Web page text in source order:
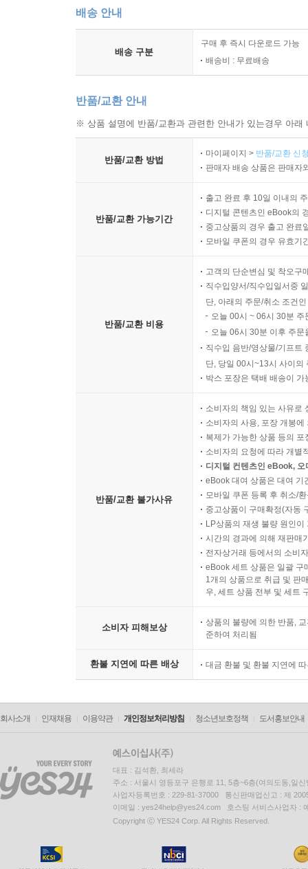
배송 안내
배송 구분
구매 후 즉시 다운로드 가능
배송비 : 무료배송
반품/교환 안내
※ 상품 설명에 반품/교환과 관련한 안내가 있는경우 아
반품/교환 방법
마이페이지 > 반품/교환 신
판매자 배송 상품은 판매자
반품/교환 가능기간
출고 완료 후 10일 이내의
디지털 콘텐츠인 eBook의
중고상품의 경우 출고 완료
모바일 쿠폰의 경우 유효기
반품/교환 비용
고객의 단순변심 및 착오구
직수입양서/직수입일서중
단, 아래의 주문/취소 조건
오늘 00시 ~ 06시 30분
오늘 06시 30분 이후 주
직수입 음반/영상물/기프트
단, 당일 00시~13시 사이의
박스 포장은 택배 배송이
반품/교환 불가사유
소비자의 책임 있는 사유로
소비자의 사용, 포장 개봉
복제가 가능한 상품 등의
소비자의 요청에 따라 개별
디지털 컨텐츠인 eBook,
eBook 대여 상품은 대여 기
모바일 쿠폰 등록 후 취소/
중고상품이 구매확정(자동
LP상품의 재생 불량 원인
시간의 경과에 의해 재판매
전자상거래 등에서의 소비
eBook 세트 상품은 일괄 구
1개의 상품으로 취급 및 판
우, 세트 상품 전부 및 세트
소비자 피해보상
상품의 불량에 의한 반품,
준하여 처리됨
환불 지연에 따른 배상 대금 환불 및 환불 지연에
회사소개 인재채용 이용약관 개인정보처리방침 청소년보호정책 도서홍보안내
대표 : 김석환, 최세라
주소 : 서울시 영등포구 은행로 11, 5층~6층(여의도동,일신
사업자등록번호 : 229-81-37000 통신판매업신고 : 제
이메일 : yes24help@yes24.com 호스팅 서비스사업자 :
Copyright ⓒ YES24 Corp. All Rights Reserved.